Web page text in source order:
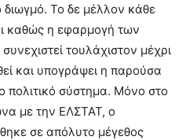
Το δε μέλλον κάθε
καθώς η εφαρμογή των
τουλάχιστον μέχρι
και υπογράψει η παρούσα
πολιτικό σύστημα. Μόνο στο
με την ΕΛΣΤΑΤ, ο
σε απόλυτο μέγεθος